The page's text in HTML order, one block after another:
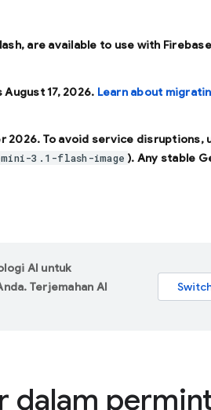
, are available to use with
August 17, 2026. Learn about
2026. To avoid service disruptions,
3.1-flash-image ). Any stable
AI untuk
Terjemahan AI
dalam